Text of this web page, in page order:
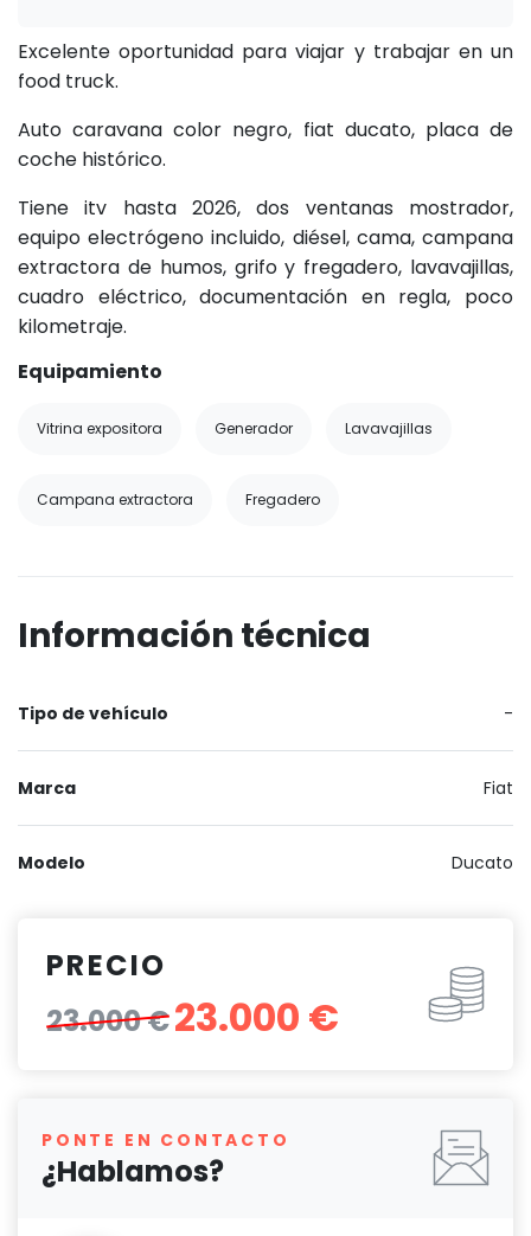
Excelente oportunidad para viajar y trabajar en un
food truck.
Auto caravana color negro, fiat ducato, placa de
coche histórico.
Tiene itv hasta 2026, dos ventanas mostrador,
equipo electrógeno incluido, diésel, cama, campana
extractora de humos, grifo y fregadero, lavavajillas,
cuadro eléctrico, documentación en regla, poco
kilometraje.
Equipamiento
Vitrina expositora Generador Lavavajillas
Campana extractora Fregadero
Información técnica
Tipo de vehículo -
Marca Fiat
Modelo Ducato
PRECIO
23.000 €23.000 €
PONTE EN CONTACTO
¿Hablamos?